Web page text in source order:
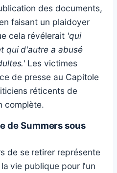
des documents,
faisant un plaidoyer
cela révélerait 'qui
qui d'autre a abusé
Les victimes
de presse au Capitole
réticents de
complète.
de Summers sous
de se retirer représente
vie publique pour l'un